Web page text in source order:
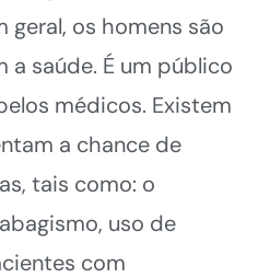
geral, os homens são
a saúde. É um público
médicos. Existem
a chance de
tais como: o
uso de
com